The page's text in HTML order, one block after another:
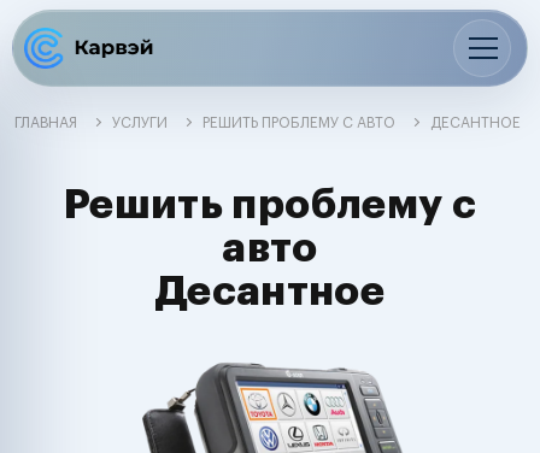
ГЛАВНАЯ УСЛУГИ РЕШИТЬ ПРОБЛЕМУ С АВТО ДЕСАНТНОЕ
Решить проблему с
авто
Десантное